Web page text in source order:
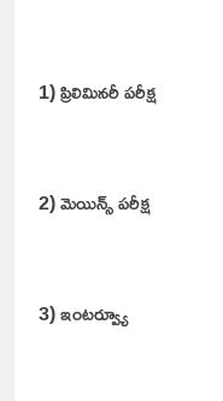
1) ప్రిలిమినరీ పరీక్ష
2) మెయిన్స్ పరీక్ష
3) ఇంటర్వ్యూ